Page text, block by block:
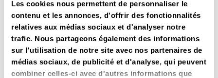
Les cookies nous permettent de personnaliser le
contenu et les annonces, d'offrir des fonctionnalités
relatives aux médias sociaux et d'analyser notre
trafic. Nous partageons également des informations
sur l'utilisation de notre site avec nos partenaires de
médias sociaux, de publicité et d'analyse, qui peuvent
combiner celles-ci avec d'autres informations que
Yu Tzuyun
+886 912 815 069